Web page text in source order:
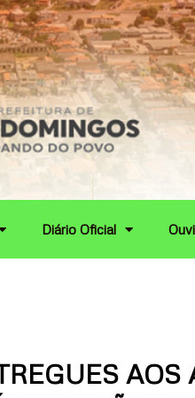
Diário Oficial
AOS